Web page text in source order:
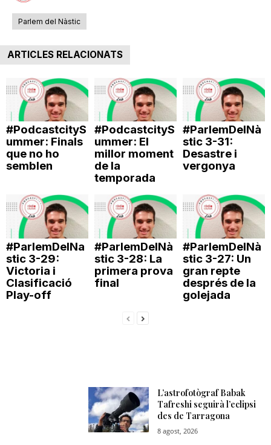
r
g
o
a
Parlem del Nàstic
ARTICLES RELACIONATS
#PodcastcityS
ummer: Finals
que no ho
semblen
#PodcastcityS
ummer: El
millor moment
de la
temporada
#ParlemDelNà
stic 3-31:
Desastre i
vergonya
#ParlemDelNa
stic 3-29:
Victoria i
Clasificació
Play-off
#ParlemDelNà
stic 3-28: La
primera prova
final
#ParlemDelNà
stic 3-27: Un
gran repte
després de la
golejada